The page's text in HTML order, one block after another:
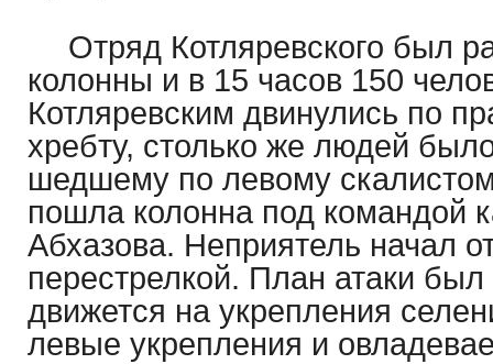
Отряд Котляревского был
колонны и в 15 часов 150
Котляревским двинулись по
хребту, столько же людей
шедшему по левому
пошла колонна под командой
Абхазова. Неприятель начал
перестрелкой. План атаки был
движется на укрепления
левые укрепления и